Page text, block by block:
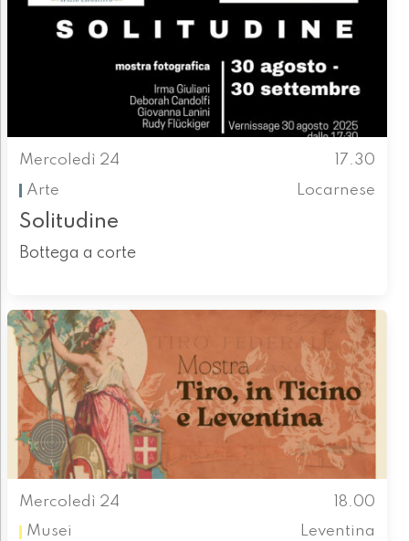
Mercoledì 24
17.30
Arte
Locarnese
Solitudine
Bottega a corte
Mercoledì 24
18.00
Musei
Leventina